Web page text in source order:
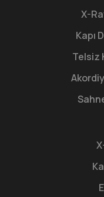
X-
Kapı
Telsiz